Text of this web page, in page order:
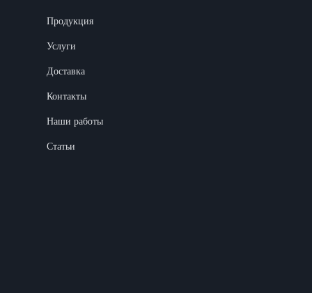
Продукция
Услуги
Доставка
Контакты
Наши работы
Статьи